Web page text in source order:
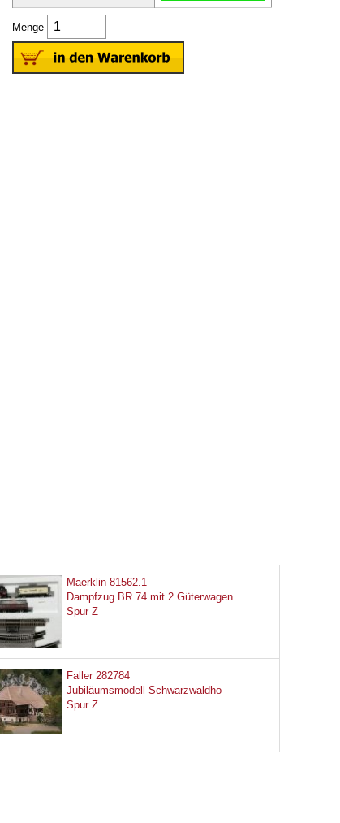
Menge
Maerklin 81562.1
Dampfzug BR 74 mit 2 Güterwagen
Spur Z
Faller 282784
Jubiläumsmodell Schwarzwaldho
Spur Z